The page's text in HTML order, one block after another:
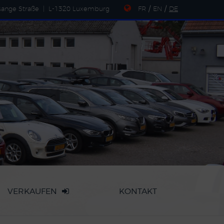
Straße L-1320 Luxemburg FR / EN / DE
VERKAUFEN KONTAKT